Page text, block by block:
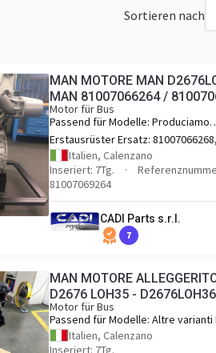
Sortieren nach
MAN MOTORE MAN
MAN 81007066264 /
Motor für Bus
Passend für Modelle: Produciamo
anche: D2676LOH01 D2676LOH02
D2676LOH04 D2676LOH10
D2676LOH27 D2676LOH28
Erstausrüster Ersatz: 81007066268,
81007069268
Italien, Calenzano
Inseriert: 7Tg.
81007069264
CADI Parts s.r.l.
7
MAN MOTORE
D2676 LOH35 -
D2676LOH37 / D2676 LOH37
Motor für Bus
Passend für Modelle: Altre varianti
D2676 LOH / D2676 LOH30 / D2676
/ D2676 LOH32 / D2676 LOH35 /
Italien, Calenzano
Inseriert: 7Tg.